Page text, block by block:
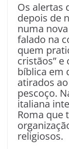
Os alertas
depois de
numa
falado na
quem
cristãos”
bíblica em
atirados
pescoço.
italiana
Roma que
religiosos.